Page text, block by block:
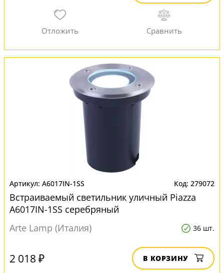
A6017IN-1SS 279072
Встраиваемый светильник уличный Piazza
A6017IN-1SS серебряный
Arte Lamp (Италия)
36 шт.
2 018 ₽ В КОРЗИНУ